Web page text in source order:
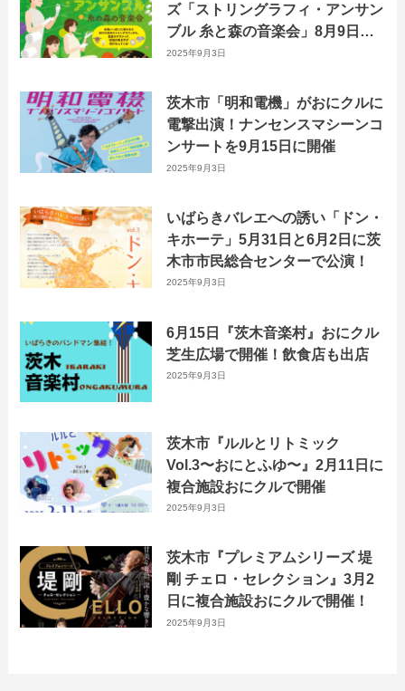
ズ「ストリングラフィ・アンサン
ブル 糸と森の音楽会」8月9日に
おにクルで開催！
2025年9月3日
茨木市「明和電機」がおにクルに
電撃出演！ナンセンスマシーンコ
ンサートを9月15日に開催
2025年9月3日
いばらきバレエへの誘い「ドン・
キホーテ」5月31日と6月2日に茨
木市市民総合センターで公演！
2025年9月3日
6月15日『茨木音楽村』おにクル
芝生広場で開催！飲食店も出店
2025年9月3日
茨木市『ルルとリトミック
Vol.3〜おにとふゆ〜』2月11日に
複合施設おにクルで開催
2025年9月3日
茨木市『プレミアムシリーズ 堤
剛 チェロ・セレクション』3月2
日に複合施設おにクルで開催！
2025年9月3日